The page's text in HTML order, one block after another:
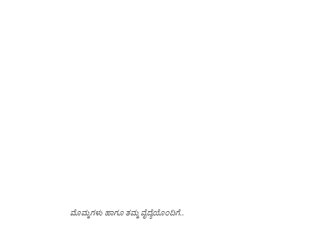
ಮೊಮ್ಮಗಳು ಹಾಗೂ ತಮ್ಮ ವೈದ್ಯೆಯೊಂದಿಗೆ..